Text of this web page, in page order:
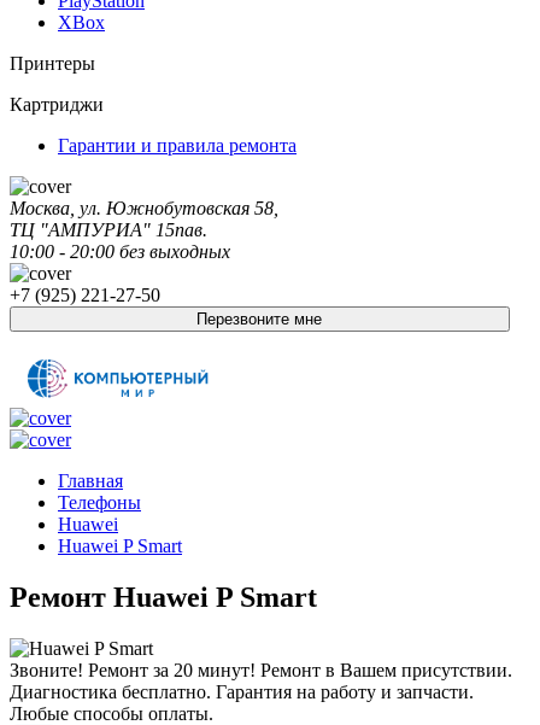
XBox
Принтеры
Картриджи
Гарантии и правила ремонта
Москва, ул. Южнобутовская 58,
ТЦ "АМПУРИА" 15пав.
10:00 - 20:00 без выходных
+7 (925) 221-27-50
Перезвоните мне
Главная
Телефоны
Huawei
Huawei P Smart
Ремонт Huawei P Smart
Звоните! Ремонт за 20 минут! Ремонт в Вашем присутствии.
Диагностика бесплатно. Гарантия на работу и запчасти.
Любые способы оплаты.